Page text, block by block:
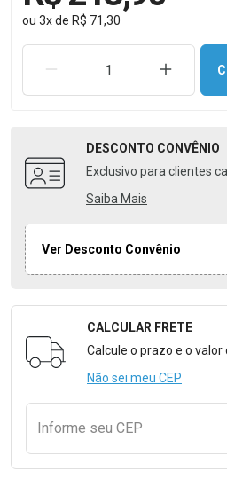
ou 3xde R$ 71,30
REMOVER UMA UNIDADE
DESCONTO CONVÊNIO
Exclusivo para clientes
Saiba Mais
Ver Desconto Convênio
Formulário para
CALCULAR FRETE
Calcule o prazo e o
Não sei meu CEP
Informe seu CEP